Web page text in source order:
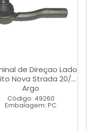
de Direçao Lado
Nova Strada 20/...
Argo
Código: 49260
Embalagem: PC